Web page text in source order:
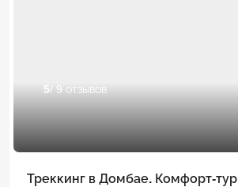
5/ 9 отзывов
Треккинг в Домбае. Комфорт-тур